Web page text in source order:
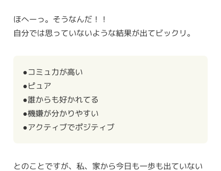
ほへーっ。そうなんだ！！
自分では思っていないような結果が出てビックリ。
●コミュ力が高い
●ピュア
●誰からも好かれてる
●機嫌が分かりやすい
●アクティブでポジティブ
とのことですが、私、家から今日も一歩も出ていない